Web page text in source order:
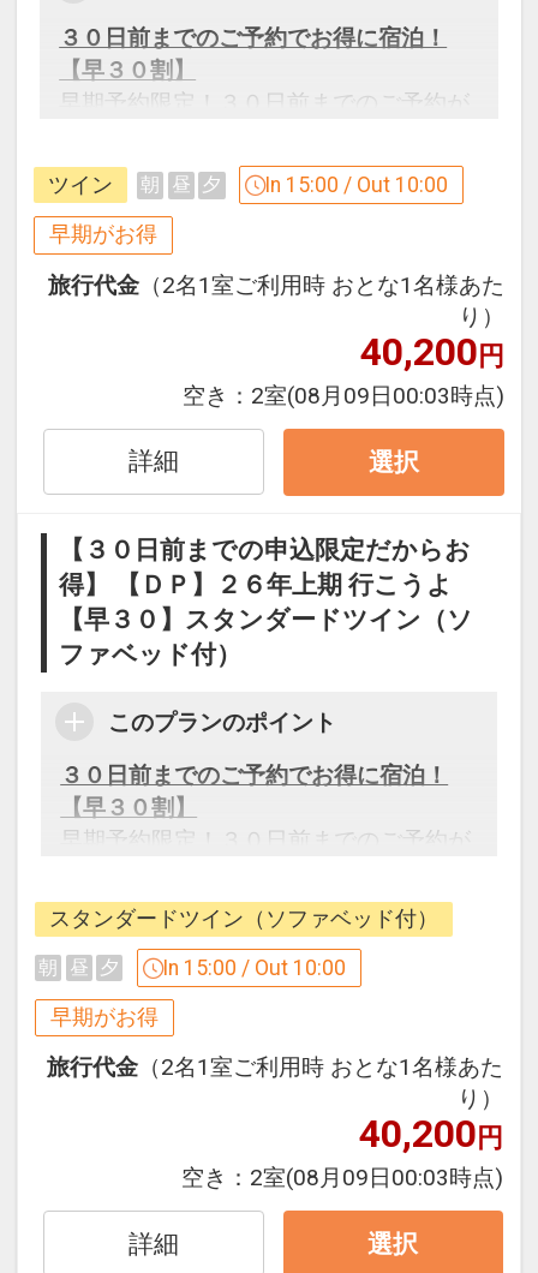
設定期間：2022年1月19日～2027年7月
31日
インターネットコース番号：DP-2-
３０日前までのご予約でお得に宿泊！
【早３０割】
早期予約限定！３０日前までのご予約が
※本プランは３０日前までの受付限定で
す。
２９日前以降の宿泊条件の変更（部屋、
人数、おとな・こどもの内訳、食事条
件・内容 等）はできません。
「食事なしプラン」と「朝食付プラン」
をご用意しています。
●「食事なしプラン」と「朝食付プラ
ン」を掲載しています。
※ご覧のページがどちらかを【食事条
み下さい。
設定期間：2026年4月1日～2026年9月
インターネットコース番号：DP-1-
ツイン 朝 昼 夕 In 15:00 / Out 10:00
早期がお得
旅行代金 （2名1室ご利用時 おとな1名様あた
り）
40,200円
空き： 2室(08月09日00:03時点)
詳細 選択
【３０日前までの申込限定だからお
得】 【ＤＰ】２６年上期 行こうよ
【早３０】スタンダードツイン（ソ
ファベッド付）
このプランのポイント
３０日前までのご予約でお得に宿泊！
【早３０割】
早期予約限定！３０日前までのご予約が
※本プランは３０日前までの受付限定で
す。
２９日前以降の宿泊条件の変更（部屋、
人数、おとな・こどもの内訳、食事条
件・内容 等）はできません。
「食事なしプラン」と「朝食付プラン」
●「食事なしプラン」と「朝食付プラ
ン」を掲載しています。
※ご覧のページがどちらかを
【食事条
の項目でご確認のうえ、予約にお進
スタンダードツイン（ソファベッド付）
朝 昼 夕 In 15:00 / Out 10:00
早期がお得
旅行代金 （2名1室ご利用時 おとな1名様あた
り）
40,200円
空き： 2室(08月09日00:03時点)
詳細 選択